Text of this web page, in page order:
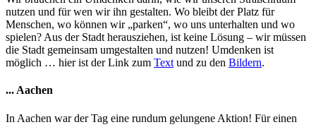
nutzen und für wen wir ihn gestalten. Wo bleibt der Platz für
Menschen, wo können wir „parken“, wo uns unterhalten und wo
spielen? Aus der Stadt herausziehen, ist keine Lösung – wir müssen
die Stadt gemeinsam umgestalten und nutzen! Umdenken ist
möglich … hier ist der Link zum Text und zu den Bildern.
... Aachen
In Aachen war der Tag eine rundum gelungene Aktion! Für einen